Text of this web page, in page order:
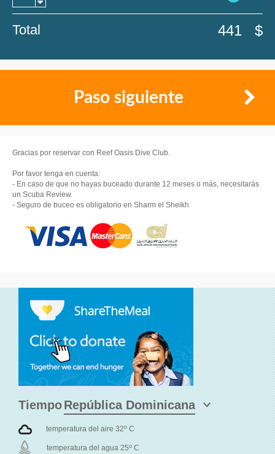
Total 441 $
Paso siguiente
Gracias por reservar con Reef Oasis Dive Club.
Por favor tenga en cuenta:
- En caso de que no hayas buceado durante 12 meses o más, necesitarás
un Scuba Review.
- Seguro de buceo es obligatorio en Sharm el Sheikh
Tiempo
temperatura del aire 32o C
temperatura del agua 25o C